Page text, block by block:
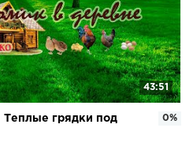
43:51
грядки под
0%